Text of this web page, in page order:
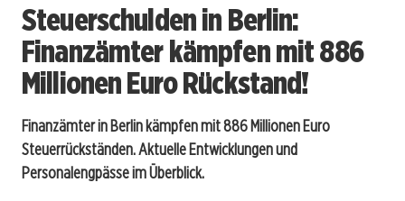
Steuerschulden in Berlin:
Finanzämter kämpfen mit 886
Millionen Euro Rückstand!
Finanzämter in Berlin kämpfen mit 886 Millionen Euro
Steuerrückständen. Aktuelle Entwicklungen und
Personalengpässe im Überblick.